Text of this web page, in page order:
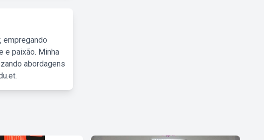
empregando
e paixão. Minha
abordagens